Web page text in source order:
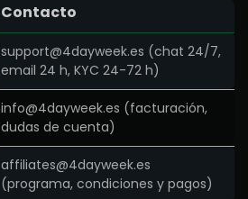
Contacto
support@4dayweek.es (chat 24/7,
email 24 h, KYC 24-72 h)
info@4dayweek.es (facturación,
dudas de cuenta)
affiliates@4dayweek.es
(programa, condiciones y pagos)